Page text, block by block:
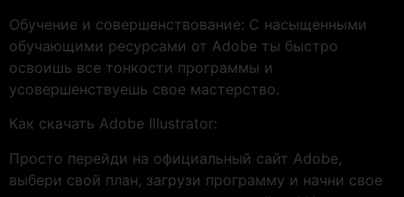
Обучение и совершенствование: С насыщенными
обучающими ресурсами от Adobe ты быстро
освоишь все тонкости программы и
усовершенствуешь свое мастерство.
Как скачать Adobe Illustrator:
Просто перейди на официальный сайт Adobe,
выбери свой план, загрузи программу и начни свое